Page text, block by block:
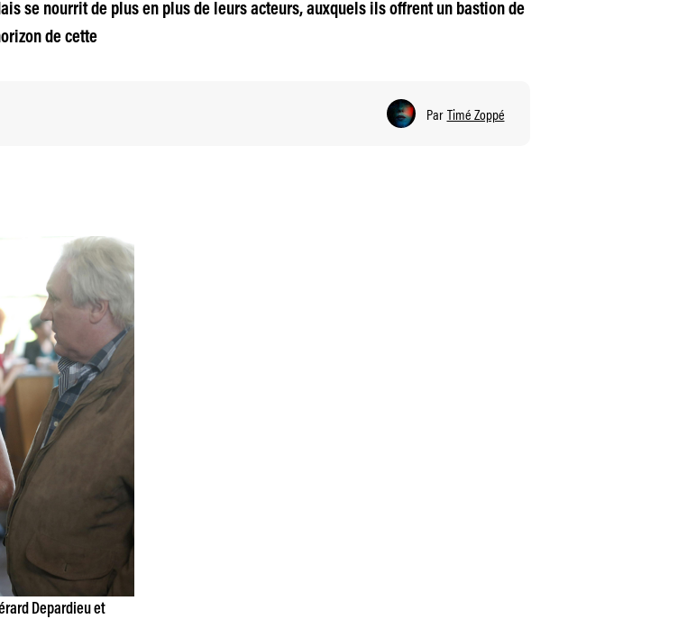
se nourrit de plus en plus de leurs acteurs, auxquels ils offrent un bastion de
de cette
Par Timé Zoppé
Depardieu et